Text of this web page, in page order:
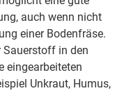
auch wenn nicht
einer Bodenfräse.
Sauerstoff in den
eingearbeiteten
Unkraut, Humus,